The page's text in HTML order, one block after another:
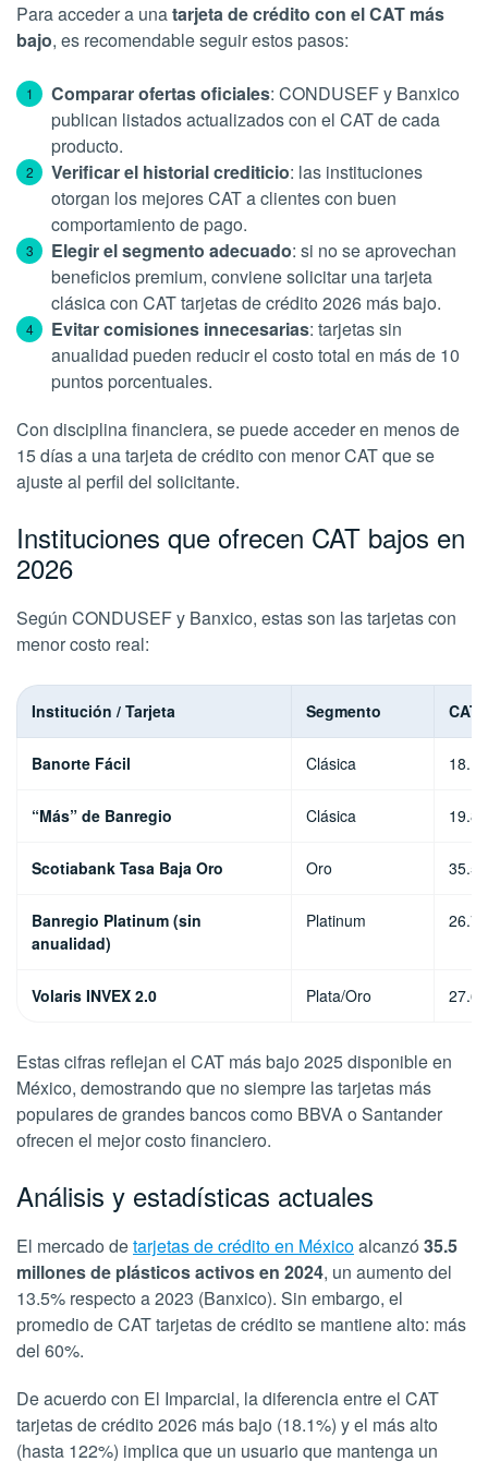
Para acceder a unatarjeta de crédito con el CAT más
bajo, es recomendable seguir estos pasos:
Comparar ofertas oficiales: CONDUSEF y Banxico
publican listados actualizados con el CAT de cada
producto.
Verificar el historial crediticio: las instituciones
otorgan los mejores CAT a clientes con buen
comportamiento de pago.
Elegir el segmento adecuado: si no se aprovechan
beneficios premium, conviene solicitar una tarjeta
clásica con CAT tarjetas de crédito 2026 más bajo.
Evitar comisiones innecesarias: tarjetas sin
anualidad pueden reducir el costo total en más de 10
puntos porcentuales.
Con disciplina financiera, se puede acceder en menos de
15 días a una tarjeta de crédito con menor CAT que se
ajuste al perfil del solicitante.
Instituciones que ofrecen CAT bajos en
2026
Según CONDUSEF y Banxico, estas son las tarjetas con
menor costo real:
Institución / Tarjeta Segmento CAT
Banorte Fácil Clásica
“Más” de Banregio Clásica
Scotiabank Tasa Baja Oro Oro
Banregio Platinum (sin
anualidad)
Platinum
Volaris INVEX 2.0 Plata/Oro
Estas cifras reflejan el CAT más bajo 2025 disponible en
México, demostrando que no siempre las tarjetas más
populares de grandes bancos como BBVA o Santander
ofrecen el mejor costo financiero.
Análisis y estadísticas actuales
El mercado detarjetas de crédito en Méxicoalcanzó 35.5
millones de plásticos activos en 2024, un aumento del
13.5% respecto a 2023 (Banxico). Sin embargo, el
promedio de CAT tarjetas de crédito se mantiene alto: más
del 60%.
De acuerdo con El Imparcial, la diferencia entre el CAT
tarjetas de crédito 2026 más bajo (18.1%) y el más alto
(hasta 122%) implica que un usuario que mantenga un